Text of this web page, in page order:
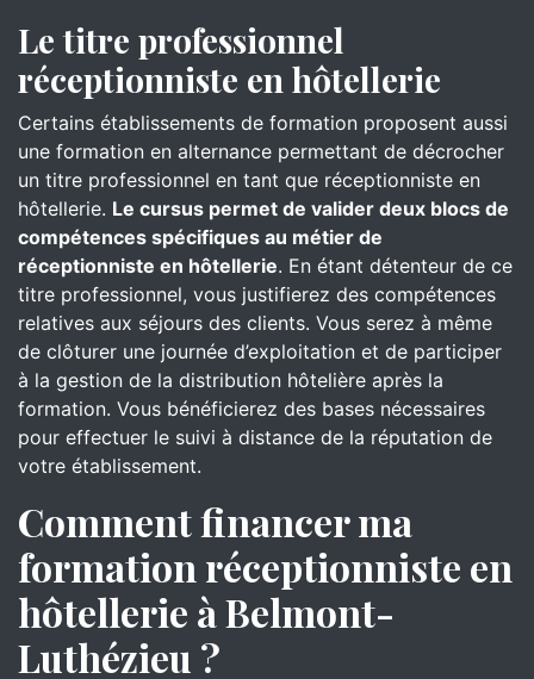
Le titre professionnel
réceptionniste en hôtellerie
Certains établissements de formation proposent aussi
une formation en alternance permettant de décrocher
un titre professionnel en tant que réceptionniste en
hôtellerie. Le cursus permet de valider deux blocs de
compétences spécifiques au métier de
réceptionniste en hôtellerie. En étant détenteur de ce
titre professionnel, vous justifierez des compétences
relatives aux séjours des clients. Vous serez à même
de clôturer une journée d’exploitation et de participer
à la gestion de la distribution hôtelière après la
formation. Vous bénéficierez des bases nécessaires
pour effectuer le suivi à distance de la réputation de
votre établissement.
Comment financer ma
formation réceptionniste en
hôtellerie à Belmont-
Luthézieu ?